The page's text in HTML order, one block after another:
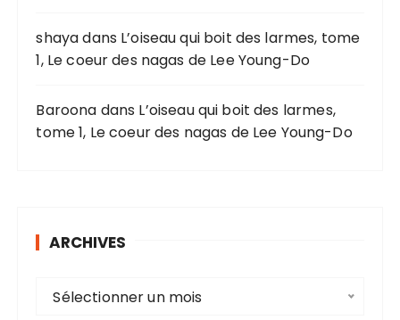
shayadans L’oiseau qui boit des larmes, tome
1, Le coeur des nagas de Lee Young-Do
Baroona dans L’oiseau qui boit des larmes,
tome 1, Le coeur des nagas de Lee Young-Do
ARCHIVES
Sélectionner un mois